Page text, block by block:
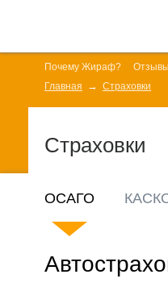
Почему Жираф?
Главная
Страховки
Страховки
ОСАГО